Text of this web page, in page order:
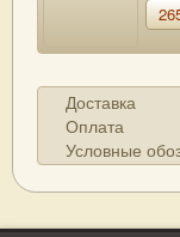
Доставка
Оплата
Условные